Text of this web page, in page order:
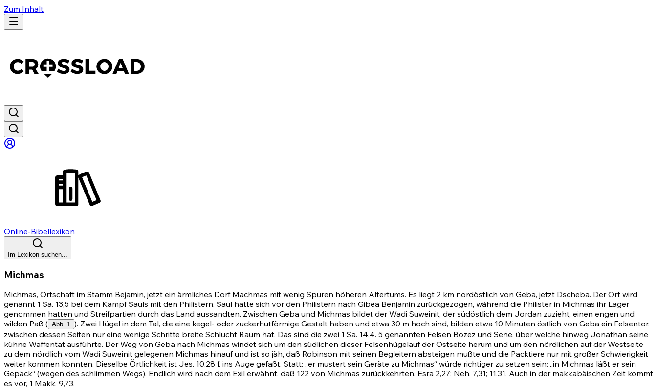
Zum Inhalt
Online-Bibellexikon
Im Lexikon suchen...
Michmas
Michmas, Ortschaft im Stamm Bejamin, jetzt ein ärmliches Dorf Machmas mit wenig Spuren höheren Altertums. Es liegt 2 km nordöstlich von Geba, jetzt Dscheba. Der Ort wird
genannt 1 Sa. 13,5 bei dem Kampf Sauls mit den Philistern. Saul hatte sich vor den Philistern nach Gibea Benjamin zurückgezogen, während die Philister in Michmas ihr Lager
genommen hatten und Streifpartien durch das Land aussandten. Zwischen Geba und Michmas bildet der Wadi Suweinit, der südöstlich dem Jordan zuzieht, einen engen und
wilden Paß ( Abb. 1 ). Zwei Hügel in dem Tal, die eine kegel- oder zuckerhutförmige Gestalt haben und etwa 30 m hoch sind, bilden etwa 10 Minuten östlich von Geba ein Felsentor,
zwischen dessen Seiten nur eine wenige Schritte breite Schlucht Raum hat. Das sind die zwei 1 Sa. 14,4. 5 genannten Felsen Bozez und Sene, über welche hinweg Jonathan seine
kühne Waffentat ausführte. Der Weg von Geba nach Michmas windet sich um den südlichen dieser Felsenhügelauf der Ostseite herum und um den nördlichen auf der Westseite
zu dem nördlich vom Wadi Suweinit gelegenen Michmas hinauf und ist so jäh, daß Robinson mit seinen Begleitern absteigen mußte und die Packtiere nur mit großer Schwierigkeit
weiter kommen konnten. Dieselbe Örtlichkeit ist Jes. 10,28 f. ins Auge gefaßt. Statt: „er mustert sein Geräte zu Michmas“ würde richtiger zu setzen sein: „in Michmas läßt er sein
Gepäck“ (wegen des schlimmen Wegs). Endlich wird nach dem Exil erwähnt, daß 122 von Michmas zurückkehrten, Esra 2,27; Neh. 7,31; 11,31. Auch in der makkabäischen Zeit kommt
es vor, 1 Makk. 9,73.